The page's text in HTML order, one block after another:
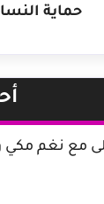
حماية
مع نغم مكي